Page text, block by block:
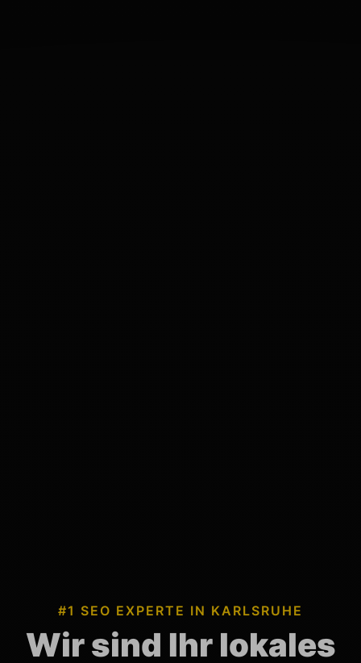
#1 SEO EXPERTE IN KARLSRUHE
Wir sind Ihr lokales